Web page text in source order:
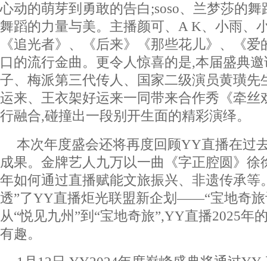
心动的萌芽到勇敢的告白;soso、兰梦莎的
舞蹈的力量与美。主播颜可、A K、小雨、
《追光者》、《后来》《那些花儿》、《
口的流行金曲。更令人惊喜的是,本届盛典
子、梅派第三代传人、国家二级演员黄璜先
运来、王衣架好运来一同带来合作秀《牵丝
行融合,碰撞出一段别开生面的精彩演绎。
本次年度盛会还将再度回顾YY直播在过
成果。金牌艺人九万以一曲《字正腔圆》
年如何通过直播赋能文旅振兴、非遗传承等
透”了YY直播炬光联盟新企划——“宝地奇旅
从“悦见九州”到“宝地奇旅”,YY直播2025年
有趣。